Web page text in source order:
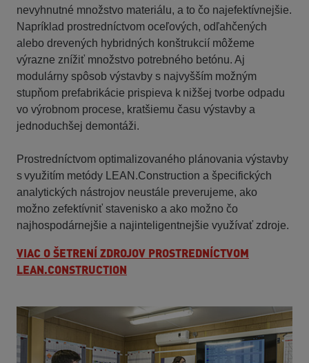
nevyhnutné množstvo materiálu, a to čo najefektívnejšie.
Napríklad prostredníctvom oceľových, odľahčených
alebo drevených hybridných konštrukcií môžeme
výrazne znížiť množstvo potrebného betónu. Aj
modulárny spôsob výstavby s najvyšším možným
stupňom prefabrikácie prispieva k nižšej tvorbe odpadu
vo výrobnom procese, kratšiemu času výstavby a
jednoduchšej demontáži.
Prostredníctvom optimalizovaného plánovania výstavby
s využitím metódy LEAN.Construction a špecifických
analytických nástrojov neustále preverujeme, ako
možno zefektívniť stavenisko a ako možno čo
najhospodárnejšie a najinteligentnejšie využívať zdroje.
VIAC O ŠETRENÍ ZDROJOV PROSTREDNÍCTVOM
LEAN.CONSTRUCTION